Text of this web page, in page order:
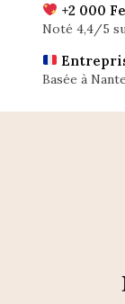
+2 000
Noté 4,4/5
Basée à